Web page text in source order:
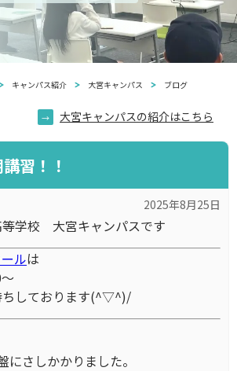
キャンパス紹介 大宮キャンパス ブログ
大宮キャンパスの紹介はこちら
習！！
2025年8月25日
学校 大宮キャンパスです
ルは
ちしております(^▽^)/
にさしかかりました。